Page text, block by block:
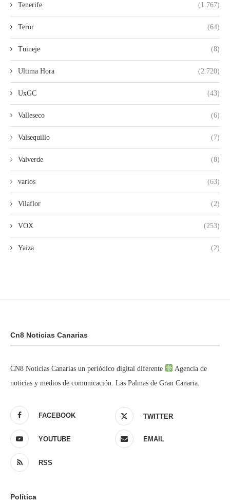
Tenerife (1.767)
Teror (64)
Tuineje (8)
Ultima Hora (2.720)
UxGC (43)
Valleseco (6)
Valsequillo (7)
Valverde (8)
varios (63)
Vilaflor (2)
VOX (253)
Yaiza (2)
Cn8 Noticias Canarias
CN8 Noticias Canarias un periódico digital diferente
Agencia de
noticias y medios de comunicación. Las Palmas de Gran Canaria.
FACEBOOK TWITTER
YOUTUBE EMAIL
RSS
Política